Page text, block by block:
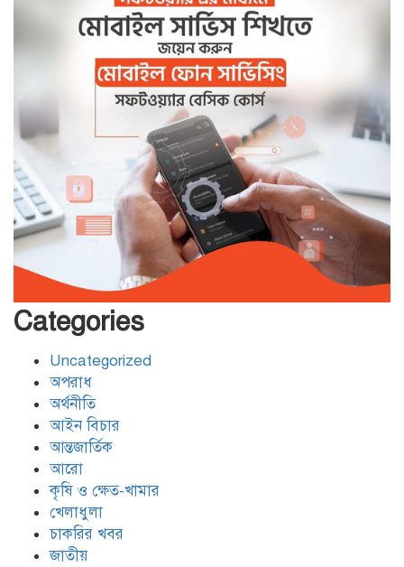
বেনাপোল সীমান্তে বিজিবির কঠোর
অবস্থানে বিএসএফের পুশইন প্রচেষ্টা ব্যর্থ
বিদ্যুৎ,জ্বালানি প্রতিমন্ত্রী রামপাল তাপ
বিদ্যুৎকেন্দ্র পরিদর্শনে করেন
বিদ্যুৎ,জ্বালানি প্রতিমন্ত্রী রামপাল তাপ
বিদ্যুৎকেন্দ্র পরিদর্শনে করেন
বেনাপোল চেকপোস্ট দিয়ে ভারতে
পাচার হওয়া ২০ নারী-শিশুকে ফেরত
Categories
Uncategorized
অপরাধ
অর্থনীতি
আইন বিচার
আন্তজার্তিক
আরো
কৃষি ও ক্ষেত-খামার
খেলাধুলা
চাকরির খবর
জাতীয়